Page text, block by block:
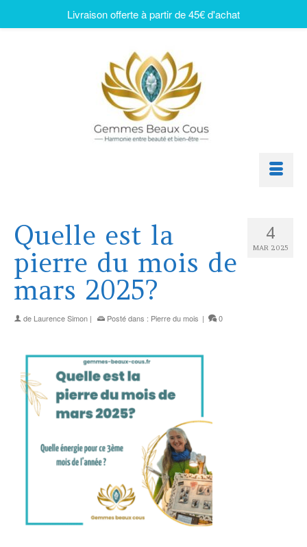
4
MAR 2025
Quelle est la
pierre du mois de
mars 2025?
de Laurence Simon | Posté dans : Pierre du mois | 0
Livraison offerte à partir de 45€ d'achat